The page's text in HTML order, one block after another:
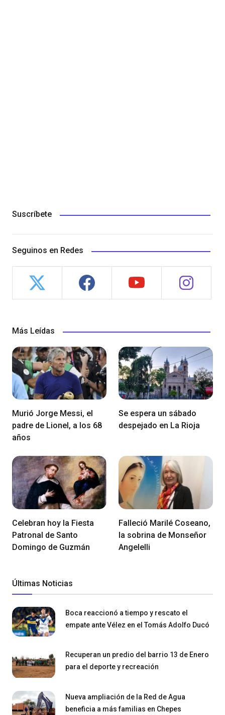
Suscríbete
Seguinos en Redes
Más Leídas
Murió Jorge Messi, el
padre de Lionel, a los 68
años
Se espera un sábado
despejado en La Rioja
Celebran hoy la Fiesta
Patronal de Santo
Domingo de Guzmán
Falleció Marilé Coseano,
la sobrina de Monseñor
Angelelli
Últimas Noticias
Boca reaccionó a tiempo y rescato el
empate ante Vélez en el Tomás Adolfo Ducó
Recuperan un predio del barrio 13 de Enero
para el deporte y recreación
Nueva ampliación de la Red de Agua
beneficia a más familias en Chepes